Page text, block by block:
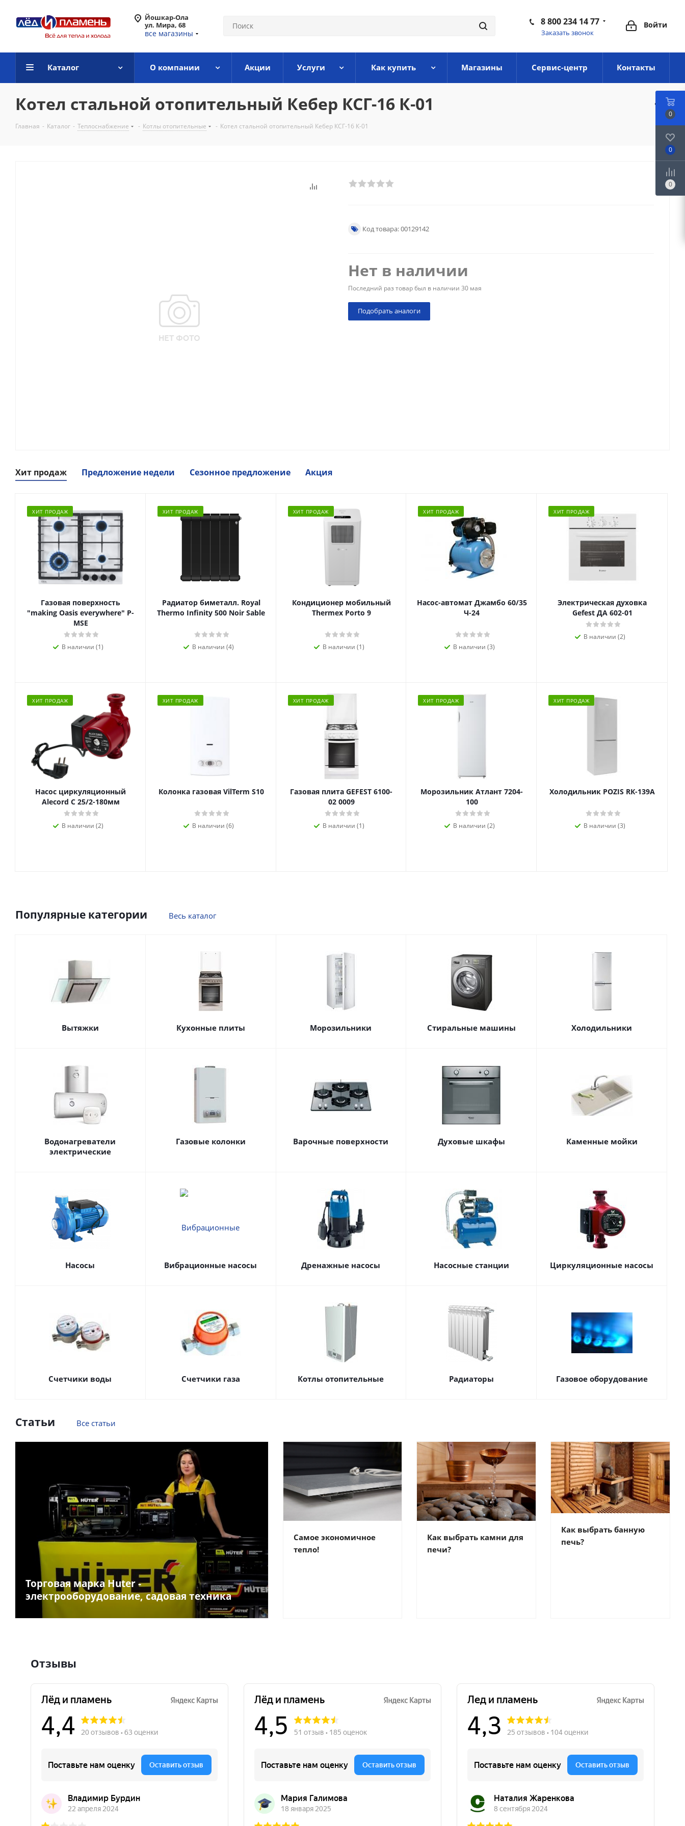
Йошкар-Ола
ул. Мира, 68
все магазины
Войти
8 800 234 14 77
Заказать звонок
Каталог О компании Акции Услуги Как купить Магазины Сервис-центр Контакты
Котел стальной отопительный Кебер КСГ-16 К-01
Главная - Каталог - Теплоснабжение - Котлы отопительные - Котел стальной отопительный Кебер КСГ-16 К-01
Код товара: 00129142
Нет в наличии
Последний раз товар был в наличии 30 мая
Подобрать аналоги
Хит продаж Предложение недели Сезонное предложение Акция
ХИТ ПРОДАЖ
Газовая поверхность
"making Oasis everywhere" P-
MSE
В наличии (1)
ХИТ ПРОДАЖ
Радиатор биметалл. Royal
Thermo Infinity 500 Noir Sable
В наличии (4)
ХИТ ПРОДАЖ
Кондиционер мобильный
Thermex Porto 9
В наличии (1)
ХИТ ПРОДАЖ
Насос-автомат Джамбо 60/35
Ч-24
В наличии (3)
ХИТ ПРОДАЖ
Электрическая духовка
Gefest ДА 602-01
В наличии (2)
ХИТ ПРОДАЖ
Насос циркуляционный
Alecord C 25/2-180мм
В наличии (2)
ХИТ ПРОДАЖ
Колонка газовая VilTerm S10
В наличии (6)
ХИТ ПРОДАЖ
Газовая плита GEFEST 6100-
02 0009
В наличии (1)
ХИТ ПРОДАЖ
Морозильник Атлант 7204-
100
В наличии (2)
ХИТ ПРОДАЖ
Холодильник POZIS RК-139А
В наличии (3)
Популярные категории Весь каталог
Вытяжки Кухонные плиты Морозильники Стиральные машины Холодильники
Водонагреватели
электрические
Газовые колонки Варочные поверхности Духовые шкафы Каменные мойки
Насосы Вибрационные насосы Дренажные насосы Насосные станции Циркуляционные насосы
Счетчики воды Счетчики газа Котлы отопительные Радиаторы Газовое оборудование
Статьи Все статьи
Торговая марка Huter -
электрооборудование, садовая техника
Самое экономичное
тепло!
Как выбрать камни для
печи?
Как выбрать банную
печь?
Отзывы
0
0
0